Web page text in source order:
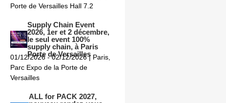
Porte de Versailles Hall 7.2
Supply Chain Event
2026, 1er et 2 décembre,
le seul event 100%
supply chain, à Paris
Porte de Versailles
01/12/2026 - 02/12/2026 | Paris,
Parc Expo de la Porte de
Versailles
ALL for PACK 2027,